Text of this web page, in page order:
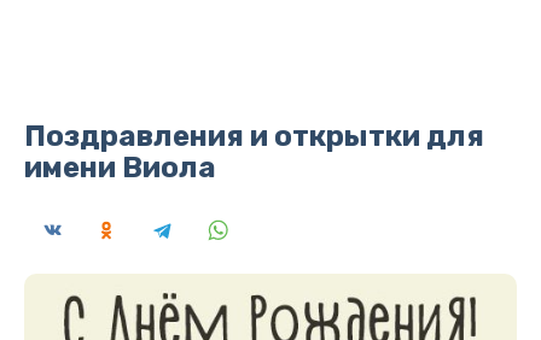
Поздравления и открытки для
имени Виола